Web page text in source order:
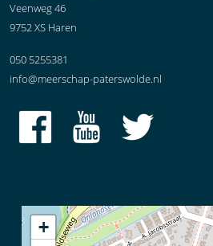
Veenweg 46
9752 XS Haren
050 5255381
info@meerschap-paterswolde.nl
+